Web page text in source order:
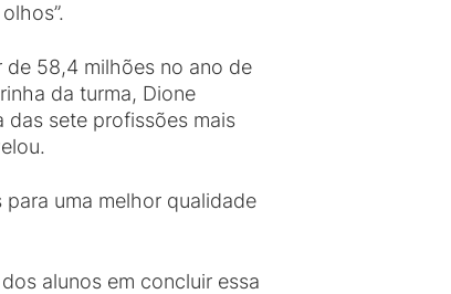
de 58,4 milhões no ano de
da turma, Dione
das sete profissões mais
uma melhor qualidade
alunos em concluir essa